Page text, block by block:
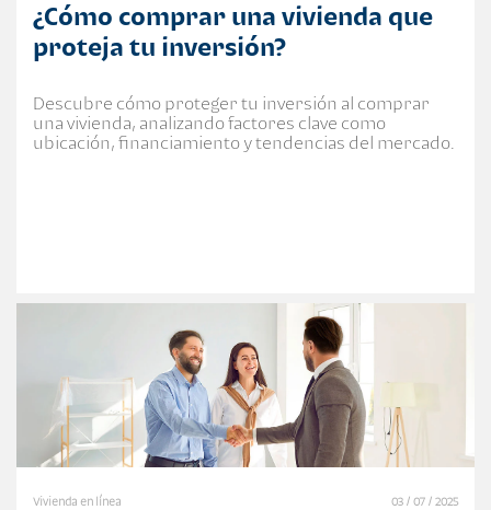
¿Cómo comprar una vivienda que
proteja tu inversión?
Descubre cómo proteger tu inversión al comprar
una vivienda, analizando factores clave como
ubicación, financiamiento y tendencias del mercado.
Vivienda en línea 03 / 07 / 2025